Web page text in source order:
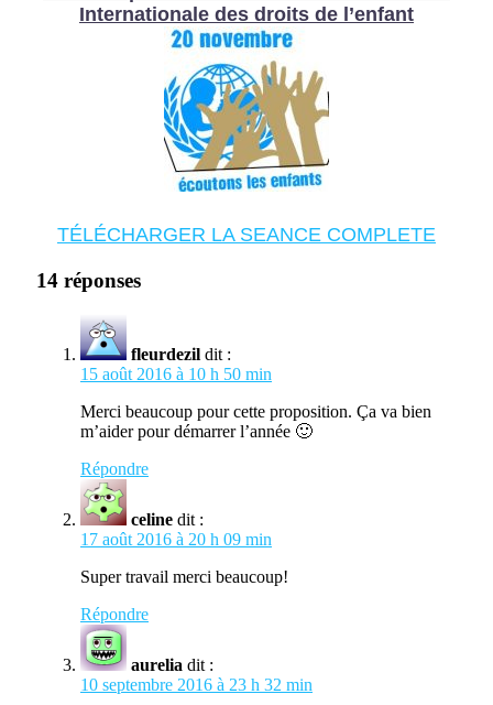
Internationale des droits de l’enfant
TÉLÉCHARGER LA SEANCE COMPLETE
14 réponses
fleurdezil dit :
15 août 2016 à 10 h 50 min
Merci beaucoup pour cette proposition. Ça va bien
m’aider pour démarrer l’année 🙂
Répondre
celine dit :
17 août 2016 à 20 h 09 min
Super travail merci beaucoup!
Répondre
aurelia dit :
10 septembre 2016 à 23 h 32 min